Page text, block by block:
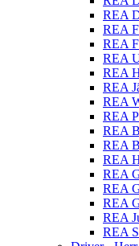
REA
REA
REA
REA
REA
REA
REA
REA
REA
REA
REA
REA
REA
REA
REA
REA